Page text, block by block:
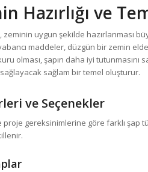
Hazırlığı ve
uygun şekilde hazırlanması
maddeler, düzgün bir zemin
olması, şapın daha iyi tutunmasını
sağlayacak sağlam bir temel oluşturur.
ve Seçenekler
gereksinimlerine göre farklı şap